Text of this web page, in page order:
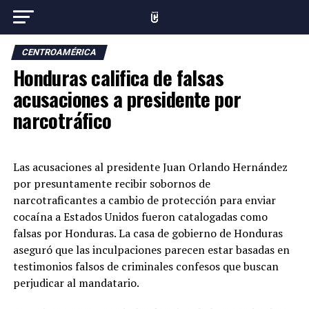
CENTROAMÉRICA
Honduras califica de falsas
acusaciones a presidente por
narcotráfico
Las acusaciones al presidente Juan Orlando Hernández
por presuntamente recibir sobornos de
narcotraficantes a cambio de protección para enviar
cocaína a Estados Unidos fueron catalogadas como
falsas por Honduras. La casa de gobierno de Honduras
aseguró que las inculpaciones parecen estar basadas en
testimonios falsos de criminales confesos que buscan
perjudicar al mandatario.